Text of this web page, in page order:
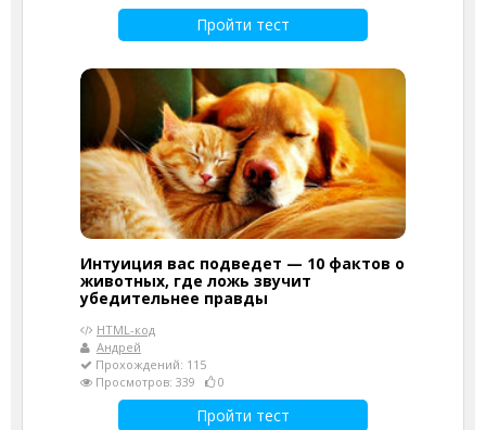
Пройти тест
Интуиция вас подведет — 10 фактов о
животных, где ложь звучит
убедительнее правды
HTML-код
Андрей
Прохождений: 115
Просмотров: 339
0
Пройти тест